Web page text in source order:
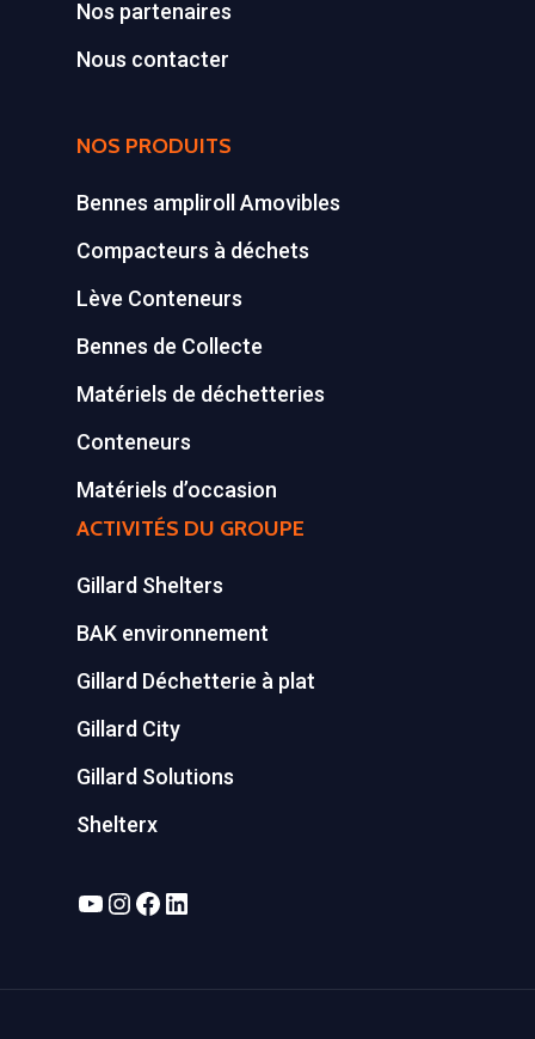
Nos partenaires
Nous contacter
NOS PRODUITS
Bennes ampliroll Amovibles
Compacteurs à déchets
Lève Conteneurs
Bennes de Collecte
Matériels de déchetteries
Conteneurs
Matériels d’occasion
ACTIVITÉS DU GROUPE
Gillard Shelters
BAK environnement
Gillard Déchetterie à plat
Gillard City
Gillard Solutions
Shelterx
YouTube
Instagram
Facebook